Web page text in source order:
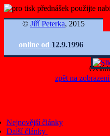
© Jiří Peterka, 2015
online od 12.9.1996
Nejnovější články
Další články
zpět na